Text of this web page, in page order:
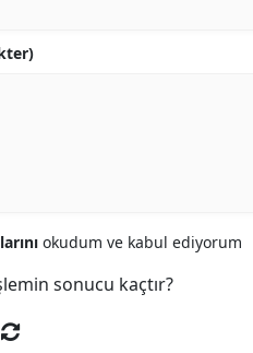
okudum ve kabul ediyorum
sonucu kaçtır?